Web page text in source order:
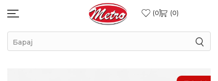
0 0
Барај